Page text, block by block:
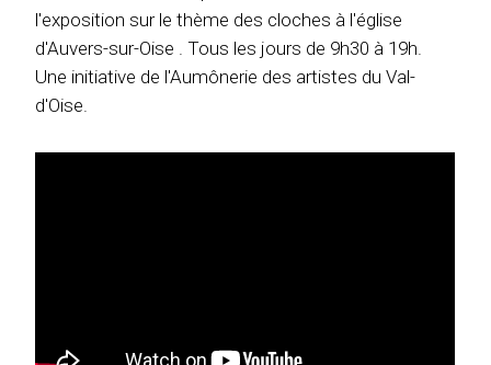
l'exposition sur le thème des cloches à l'église
d'Auvers-sur-Oise . Tous les jours de 9h30 à 19h.
Une initiative de l'Aumônerie des artistes du Val-
d'Oise.